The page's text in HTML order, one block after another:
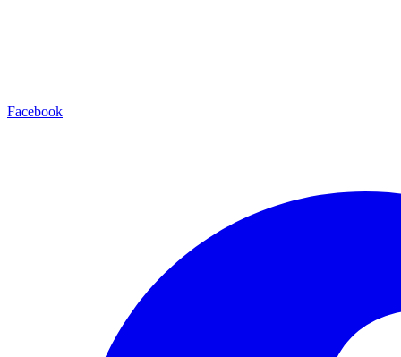
Facebook